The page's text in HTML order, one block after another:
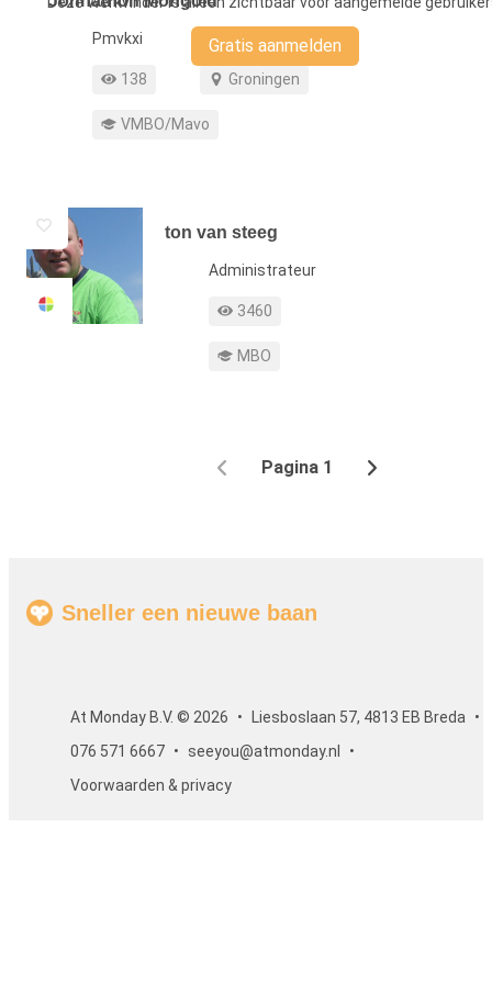
FunctiePmvkxi
Profiel weergaven
138
Werkgebied Groningen
Opleiding VMBO/Mavo
Gratis aanmelden
ton van steeg
FunctieAdministrateur
Profiel weergaven
3460
Opleiding MBO
Vorige
Pagina 1
Volgende
Sneller een nieuwe baan
At Monday B.V. © 2026
Liesboslaan 57, 4813 EB Breda
076 571 6667
seeyou@atmonday.nl
Voorwaarden & privacy